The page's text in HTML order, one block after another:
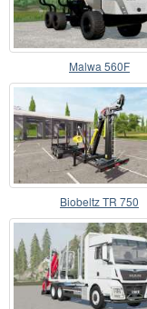
Malwa 560F
Biobeltz TR 750